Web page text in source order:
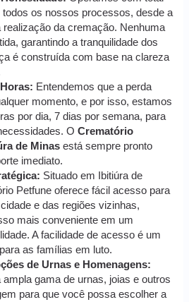
os nossos processos, desde a
realização da cremação. Nenhuma
garantindo a tranquilidade dos
é construída com base na clareza
Entendemos que a perda
momento, e por isso, estamos
por dia, 7 dias por semana, para
OCrematório
de Minas está sempre pronto
imediato.
Situado em Ibitiúra de
Petfune oferece fácil acesso para
e das regiões vizinhas,
mais conveniente em um
A facilidade de acesso é um
as famílias em luto.
de Urnas e Homenagens:
gama de urnas, joias e outros
para que você possa escolher a